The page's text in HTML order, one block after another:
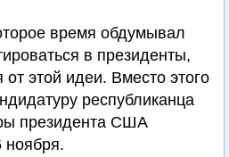
время обдумывал
в президенты,
от этой идеи. Вместо этого
республиканца
президента США
ноября.